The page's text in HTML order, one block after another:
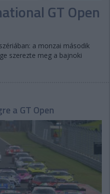
GT Open
a monzai második
szerezte meg a bajnoki
a GT Open